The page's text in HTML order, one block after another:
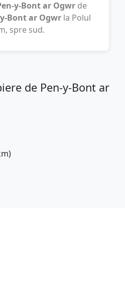
y-Bont ar Ogwr de
Bont ar Ogwr la Polul
, spre sud.
de Pen-y-Bont ar